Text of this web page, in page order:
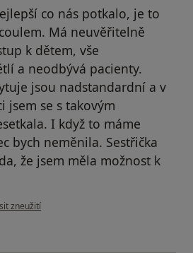
co nás potkalo, je to
Má neuvěřitelně
k dětem, vše
a neodbývá pacienty.
jsou nadstandardní a v
jsem se s takovým
I když to máme
bych neměnila. Sestřička
že jsem měla možnost k
uživatele Váš účet byl odstraněn
zneužití